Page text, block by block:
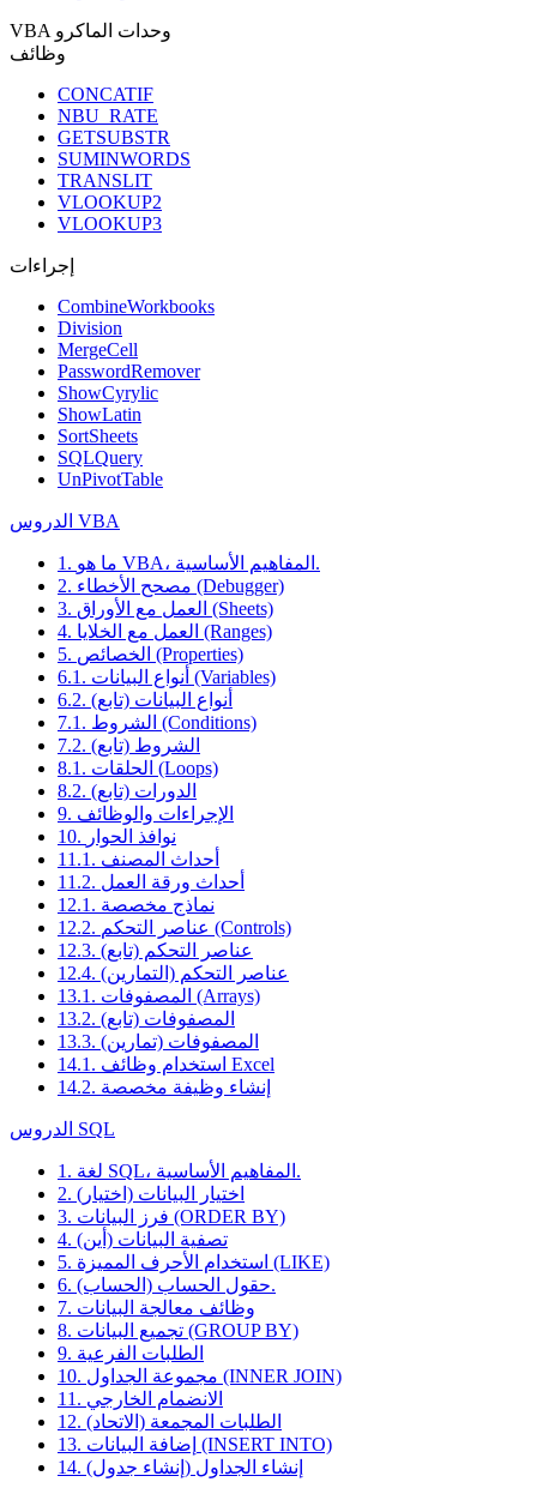
VBA وحدات الماكرو
وظائف
CONCATIF
NBU_RATE
GETSUBSTR
SUMINWORDS
TRANSLIT
VLOOKUP2
VLOOKUP3
إجراءات
CombineWorkbooks
Division
MergeCell
PasswordRemover
ShowCyrylic
ShowLatin
SortSheets
SQLQuery
UnPivotTable
الدروس VBA
1. ما هو VBA، المفاهيم الأساسية.
2. مصحح الأخطاء (Debugger)
3. العمل مع الأوراق (Sheets)
4. العمل مع الخلايا (Ranges)
5. الخصائص (Properties)
6.1. أنواع البيانات (Variables)
6.2. أنواع البيانات (تابع)
7.1. الشروط (Conditions)
7.2. الشروط (تابع)
8.1. الحلقات (Loops)
8.2. الدورات (تابع)
9. الإجراءات والوظائف
10. نوافذ الحوار
11.1. أحداث المصنف
11.2. أحداث ورقة العمل
12.1. نماذج مخصصة
12.2. عناصر التحكم (Controls)
12.3. عناصر التحكم (تابع)
12.4. عناصر التحكم (التمارين)
13.1. المصفوفات (Arrays)
13.2. المصفوفات (تابع)
13.3. المصفوفات (تمارين)
14.1. استخدام وظائف Excel
14.2. إنشاء وظيفة مخصصة
الدروس SQL
1. لغة SQL، المفاهيم الأساسية.
2. اختيار البيانات (اختيار)
3. فرز البيانات (ORDER BY)
4. تصفية البيانات (أين)
5. استخدام الأحرف المميزة (LIKE)
6. حقول الحساب (الحساب).
7. وظائف معالجة البيانات
8. تجميع البيانات (GROUP BY)
9. الطلبات الفرعية
10. مجموعة الجداول (INNER JOIN)
11. الانضمام الخارجي
12. الطلبات المجمعة (الاتحاد)
13. إضافة البيانات (INSERT INTO)
14. إنشاء الجداول (إنشاء جدول)